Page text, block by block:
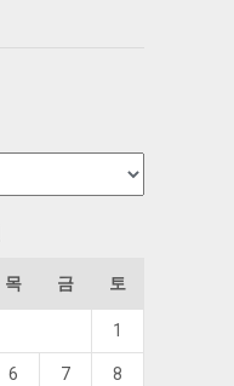
목 금 토
1
6 7 8